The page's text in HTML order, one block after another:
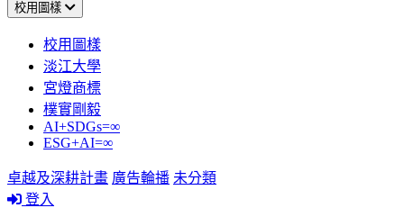
校用圖樣
校用圖樣
淡江大學
宮燈商標
樸實剛毅
AI+SDGs=∞
ESG+AI=∞
卓越及深耕計畫 廣告輪播 未分類
登入